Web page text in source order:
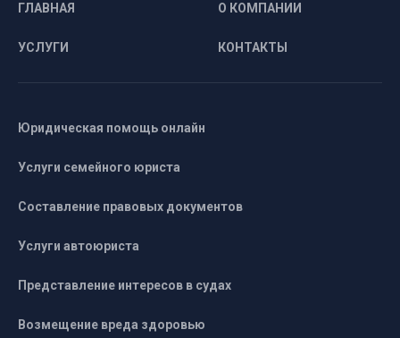
ГЛАВНАЯ
УСЛУГИ
О КОМПАНИИ
КОНТАКТЫ
Юридическая помощь онлайн
Услуги семейного юриста
Составление правовых документов
Услуги автоюриста
Представление интересов в судах
Возмещение вреда здоровью